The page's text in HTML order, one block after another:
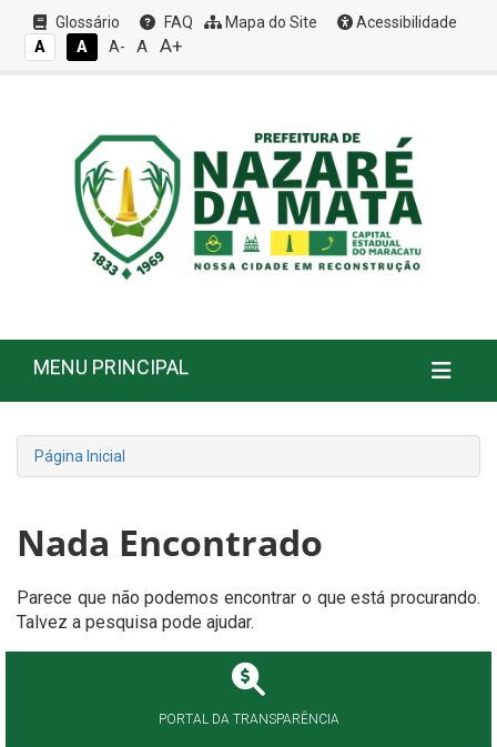
Glossário FAQ Mapa do Site
Acessibilidade
A
A A- A A+
MENU PRINCIPAL
Página Inicial
Nada Encontrado
Parece que não podemos encontrar o que está procurando.
Talvez a pesquisa pode ajudar.
PORTAL DA TRANSPARÊNCIA